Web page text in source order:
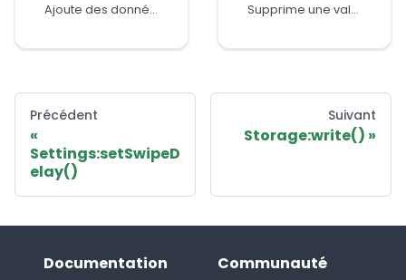
Ajoute des données à une valeur stockée existante. Supprime une valeur stockée par sa clé.
Précédent
Settings:setSwipeD
elay()
Suivant
Storage:write()
Documentation Communauté